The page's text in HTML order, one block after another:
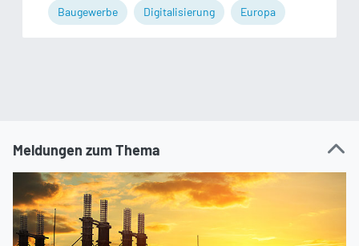
Baugewerbe Digitalisierung Europa
Meldungen zum Thema